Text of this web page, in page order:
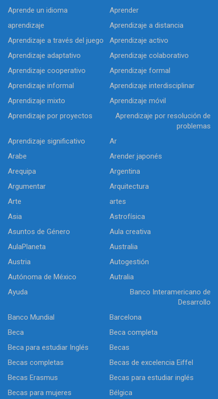
Aprende un idioma
Aprender
aprendizaje
Aprendizaje a distancia
Aprendizaje a través del juego
Aprendizaje activo
Aprendizaje adaptativo
Aprendizaje colaborativo
Aprendizaje cooperativo
Aprendizaje formal
Aprendizaje informal
Aprendizaje interdisciplinar
Aprendizaje mixto
Aprendizaje móvil
Aprendizaje por proyectos
Aprendizaje por resolución de
problemas
Aprendizaje significativo
Ar
Arabe
Arender japonés
Arequipa
Argentina
Argumentar
Arquitectura
Arte
artes
Asia
Astrofísica
Asuntos de Género
Aula creativa
AulaPlaneta
Australia
Austria
Autogestión
Autónoma de México
Autralia
Ayuda
Banco Interamericano de
Desarrollo
Banco Mundial
Barcelona
Beca
Beca completa
Beca para estudiar Inglés
Becas
Becas completas
Becas de excelencia Eiffel
Becas Erasmus
Becas para estudiar inglés
Becas para mujeres
Bélgica